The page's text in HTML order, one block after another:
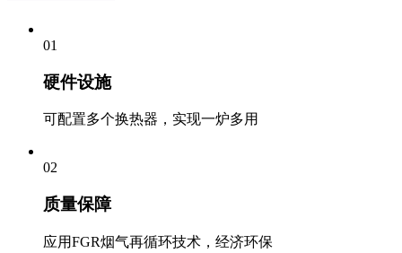
01
硬件设施
可配置多个换热器，实现一炉多用
02
质量保障
应用FGR烟气再循环技术，经济环保